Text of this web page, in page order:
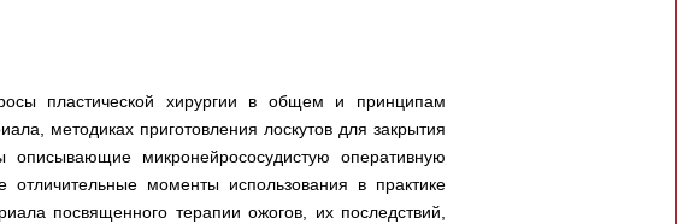
пластической хирургии в общем и принципам
методиках приготовления лоскутов для закрытия
микронейрососудистую оперативную
отличительные моменты использования в практике
посвященного терапии ожогов, их последствий,